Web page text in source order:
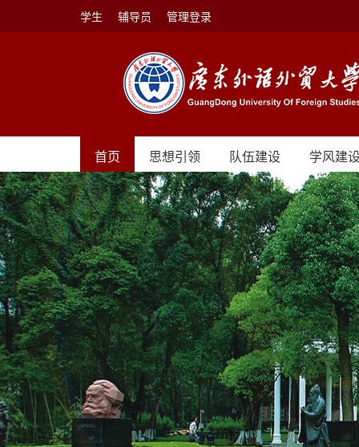
学生 辅导员 管理登录
首页 思想引领 队伍建设 学风建